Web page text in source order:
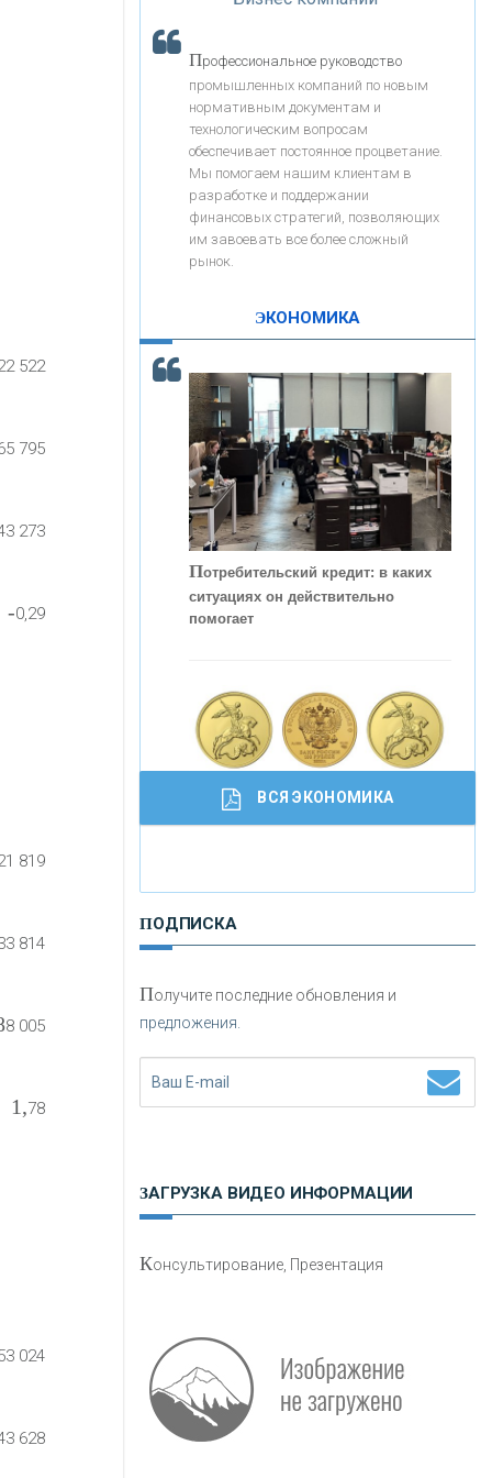
522
795
273
-0,29
819
814
8 005
1,78
024
628
«РОСЕВРОБАНК»
«ПРЕСС-СЛУЖБА ВТБ24»
«АВТОГРАДБАНК»
КОНТАКТЫ
«Интервью»
Скорость - один из главных трендов в
кредитовании бизнеса - «Интервью»
Работа мечты. Что банки делают для
Профессиональное руководство
промышленных компаний по новым
нормативным документам и
технологическим вопросам
обеспечивает постоянное процветание.
Мы помогаем нашим клиентам в
разработке и поддержании
финансовых стратегий, позволяющих
им завоевать все более сложный
рынок.
ЭКОНОМИКА
Потребительский кредит: в каких
ситуациях он действительно
помогает
нвестиционные золотые монеты
как средство сохранения и
Нетворкинг для предпринимателей
авто
ВСЯ ЭКОНОМИКА
ПОДПИСКА
Получите последние обновления и
предложения.
ЗАГРУЗКА ВИДЕО ИНФОРМАЦИИ
Консультирование, Презентация